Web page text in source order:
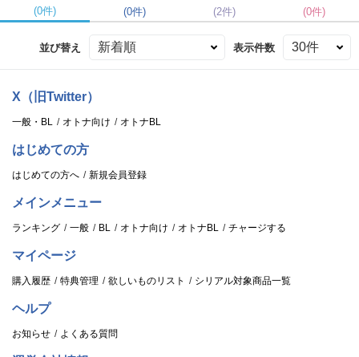
(0件) (0件) (2件) (0件)
並び替え 表示件数
X（旧Twitter）
一般・BL オトナ向け オトナBL
はじめての方
はじめての方へ 新規会員登録
メインメニュー
ランキング 一般 BL オトナ向け オトナBL チャージする
マイページ
購入履歴 特典管理 欲しいものリスト シリアル対象商品一覧
ヘルプ
お知らせ よくある質問